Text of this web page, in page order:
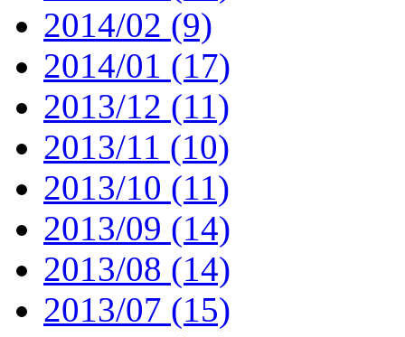
2014/02 (9)
2014/01 (17)
2013/12 (11)
2013/11 (10)
2013/10 (11)
2013/09 (14)
2013/08 (14)
2013/07 (15)